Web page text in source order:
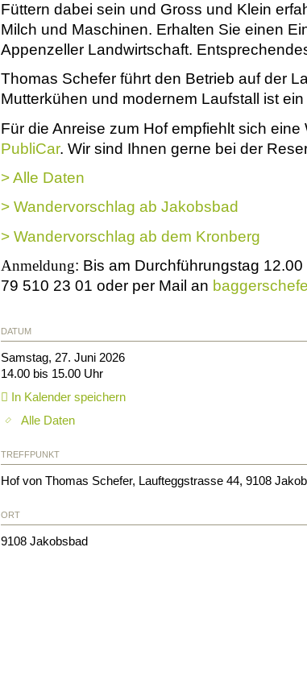
Füttern dabei sein und Gross und Klein
Milch und Maschinen. Erhalten Sie einen
Appenzeller Landwirtschaft.
Thomas Schefer führt den Betrieb auf der
Mutterkühen und modernem Laufstall ist
Für die Anreise zum Hof empfiehlt sich
PubliCar. Wir sind Ihnen gerne bei der
> Alle Daten
> Wandervorschlag ab Jakobsbad
> Wandervorschlag ab dem Kronberg
Anmeldung: Bis am Durchführungstag
79 510 23 01 oder per Mail an
DATUM
Samstag, 27. Juni 2026
14.00 bis 15.00 Uhr
In Kalender speichern
Alle Daten
TREFFPUNKT
Hof von Thomas Schefer, Laufteggstrasse 44, 9108
ORT
9108 Jakobsbad